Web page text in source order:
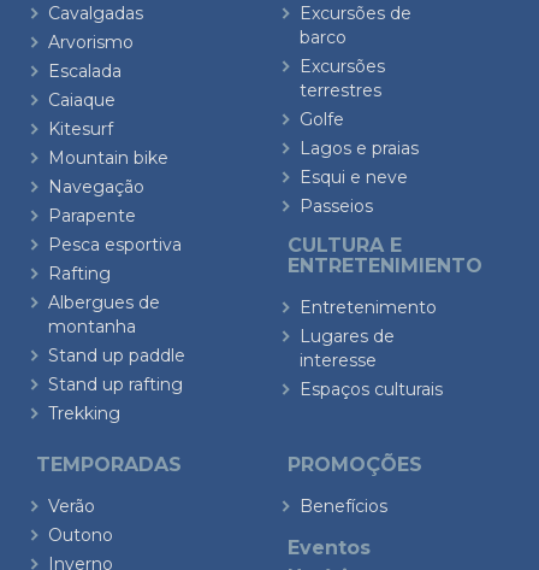
Cavalgadas
Arvorismo
Escalada
Caiaque
Kitesurf
Mountain bike
Navegação
Parapente
Pesca esportiva
Rafting
Albergues de
montanha
Stand up paddle
Stand up rafting
Trekking
Excursões de
barco
Excursões
terrestres
Golfe
Lagos e praias
Esqui e neve
Passeios
CULTURA E
ENTRETENIMIENTO
Entretenimento
Lugares de
interesse
Espaços culturais
TEMPORADAS
Verão
Outono
Inverno
PROMOÇÕES
Benefícios
Eventos